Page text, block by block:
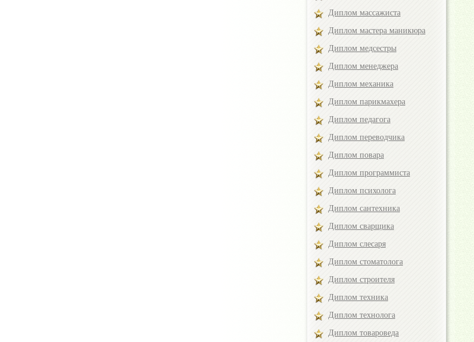
Диплом массажиста
Диплом мастера маникюра
Диплом медсестры
Диплом менеджера
Диплом механика
Диплом парикмахера
Диплом педагога
Диплом переводчика
Диплом повара
Диплом программиста
Диплом психолога
Диплом сантехника
Диплом сварщика
Диплом слесаря
Диплом стоматолога
Диплом строителя
Диплом техника
Диплом технолога
Диплом товароведа